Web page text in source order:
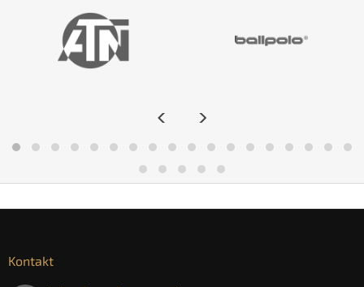
< >
Kontakt